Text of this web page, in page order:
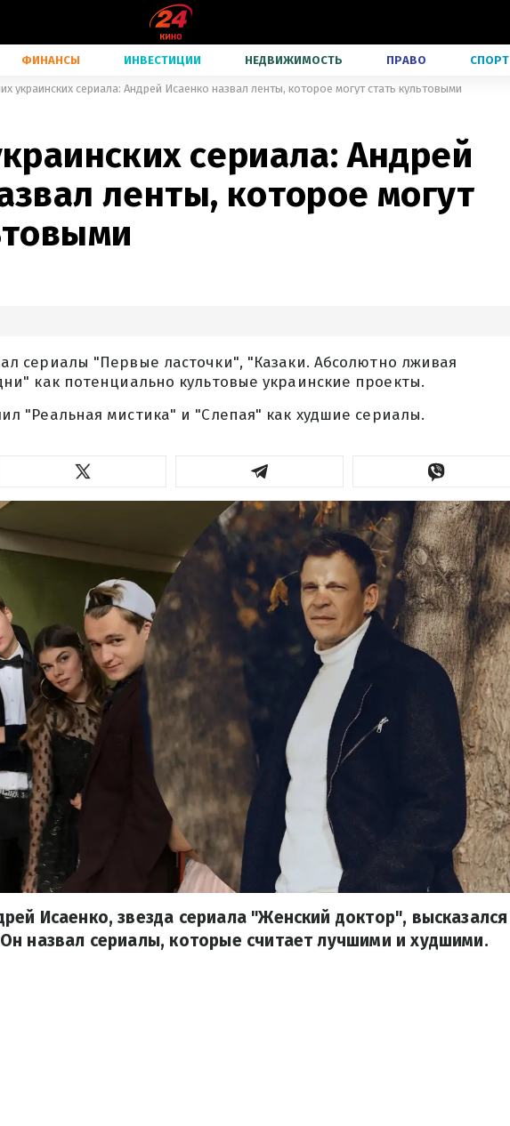
ФИНАНСЫ ИНВЕСТИЦИИ НЕДВИЖИМОСТЬ ПРАВО СПОРТ
украинских сериала: Андрей Исаенко назвал ленты, которое могут стать культовыми
сериала: Андрей
ленты, которое могут
сериалы "Первые ласточки", "Казаки. Абсолютно лживая
как потенциально культовые украинские проекты.
"Реальная мистика" и "Слепая" как худшие сериалы.
Исаенко, звезда сериала "Женский доктор", высказался
назвал сериалы, которые считает лучшими и худшими.